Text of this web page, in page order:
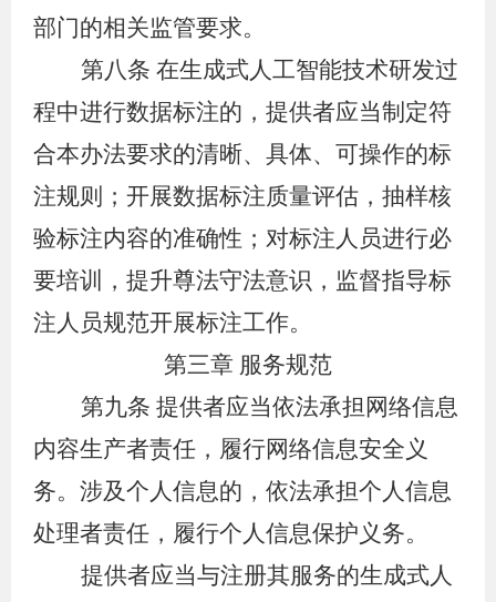
部门的相关监管要求。
第八条 在生成式人工智能技术研发过
程中进行数据标注的，提供者应当制定符
合本办法要求的清晰、具体、可操作的标
注规则；开展数据标注质量评估，抽样核
验标注内容的准确性；对标注人员进行必
要培训，提升尊法守法意识，监督指导标
注人员规范开展标注工作。
第三章 服务规范
第九条 提供者应当依法承担网络信息
内容生产者责任，履行网络信息安全义
务。涉及个人信息的，依法承担个人信息
处理者责任，履行个人信息保护义务。
提供者应当与注册其服务的生成式人